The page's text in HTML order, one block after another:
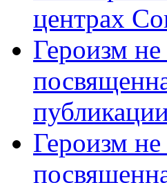
центрах
Героизм
Героизм